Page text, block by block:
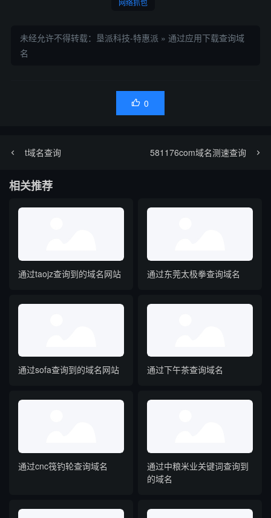
网络抓包
未经允许不得转载： 垦派科技-特惠派 » 通过应用下载查询域
名
 0
t域名查询 581176com域名测速查询
相关推荐
通过taojz查询到的域名网站 通过东莞太极拳查询域名
通过sofa查询到的域名网站 通过下午茶查询域名
通过cnc筏钓轮查询域名
通过中粮米业关键词查询到
的域名